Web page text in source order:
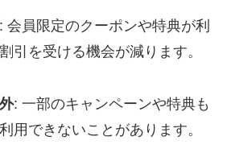
: 会員限定のクーポンや特典が利
引を受ける機会が減ります。
: 一部のキャンペーンや特典も
用できないことがあります。